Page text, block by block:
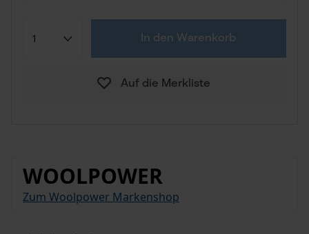
In den Warenkorb
Auf die Merkliste
WOOLPOWER
Zum Woolpower Markenshop